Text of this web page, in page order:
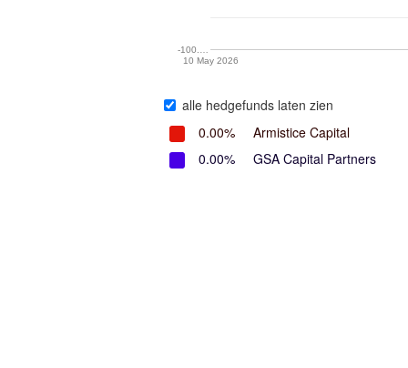
10 May 2026
-100.…
alle hedgefunds laten zien
0.00%
Armistice Capital
0.00%
GSA Capital Partners